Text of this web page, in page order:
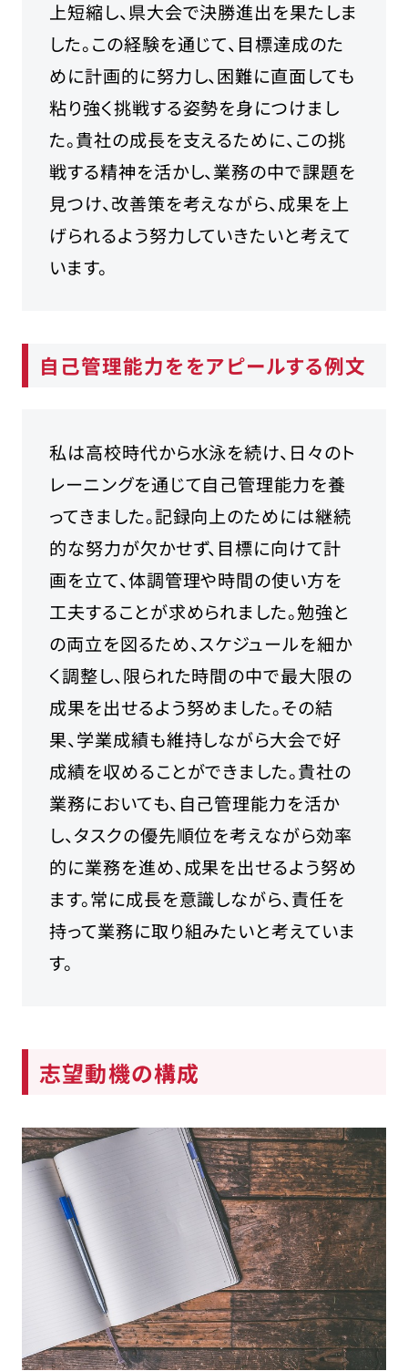
上短縮し、県大会で決勝進出を果たしま
した。この経験を通じて、目標達成のた
めに計画的に努力し、困難に直面しても
粘り強く挑戦する姿勢を身につけまし
た。貴社の成長を支えるために、この挑
戦する精神を活かし、業務の中で課題を
見つけ、改善策を考えながら、成果を上
げられるよう努力していきたいと考えて
います。
自己管理能力ををアピールする例文
私は高校時代から水泳を続け、日々のト
レーニングを通じて自己管理能力を養
ってきました。記録向上のためには継続
的な努力が欠かせず、目標に向けて計
画を立て、体調管理や時間の使い方を
工夫することが求められました。勉強と
の両立を図るため、スケジュールを細か
く調整し、限られた時間の中で最大限の
成果を出せるよう努めました。その結
果、学業成績も維持しながら大会で好
成績を収めることができました。貴社の
業務においても、自己管理能力を活か
し、タスクの優先順位を考えながら効率
的に業務を進め、成果を出せるよう努め
ます。常に成長を意識しながら、責任を
持って業務に取り組みたいと考えていま
す。
志望動機の構成